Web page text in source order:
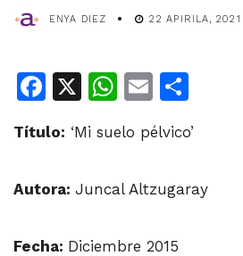
ENYA DIEZ 22 APIRILA, 2021
Facebook
X WhatsApp
Email
Título: ‘Mi suelo pélvico’
Autora: Juncal Altzugaray
Fecha: Diciembre 2015